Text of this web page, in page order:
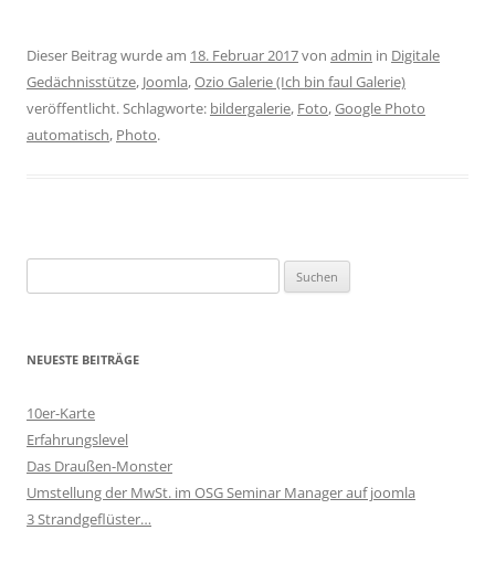
Dieser Beitrag wurde am 18. Februar 2017von admin in Digitale
Gedächnisstütze, Joomla,Ozio Galerie (Ich bin faul Galerie)
veröffentlicht. Schlagworte: bildergalerie, Foto,Google Photo
automatisch, Photo.
nach:
NEUESTE BEITRÄGE
10er-Karte
Erfahrungslevel
Das Draußen-Monster
Umstellung der MwSt. im OSG Seminar Manager auf joomla
3 Strandgeflüster…